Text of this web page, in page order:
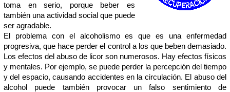
toma en serio, porque beber es
también una actividad social que puede
ser agradable.
El problema con el alcoholismo es que es una enfermedad
progresiva, que hace perder el control a los que beben demasiado.
Los efectos del abuso de licor son numerosos. Hay efectos físicos
y mentales. Por ejemplo, se puede perder la percepción del tiempo
y del espacio, causando accidentes en la circulación. El abuso del
alcohol puede también provocar un falso sentimiento de